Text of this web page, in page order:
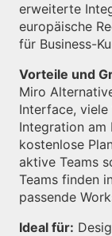
erweiterte
europäische
für Business-
Vorteile und
Miro
Interface,
Integration am
kostenlose
aktive Teams
Teams finden
passende
Ideal für: